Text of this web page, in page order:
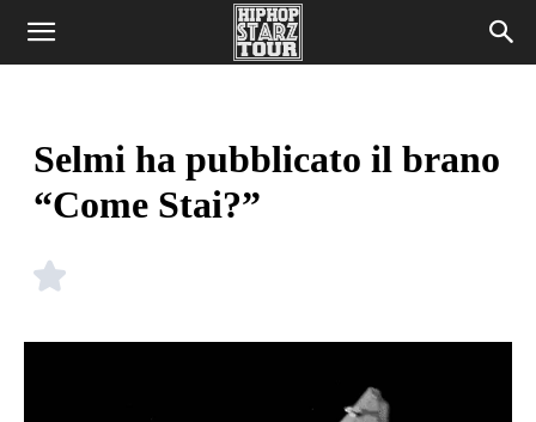
Selmi ha pubblicato il brano
“Come Stai?”